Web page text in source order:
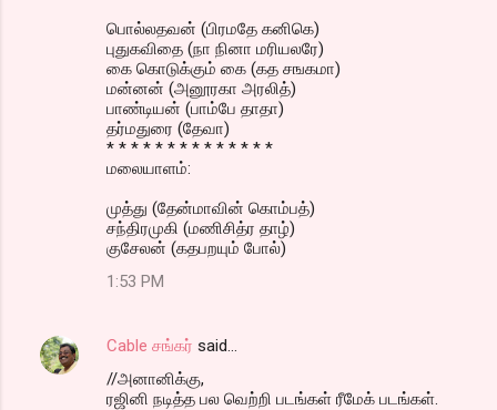
பொல்லதவன் (பிரமதே கனிகெ)
புதுகவிதை (நா நினா மரியலரே)
கை கொடுக்கும் கை (கத சஙகமா)
மன்னன் (அனூரகா அரலித்)
பாண்டியன் (பாம்பே தாதா)
தர்மதுரை (தேவா)
* * * * * * * * * * * * * *
மலையாளம்:
முத்து (தேன்மாவின் கொம்பத்)
சந்திரமுகி (மணிசித்ர தாழ்)
குசேலன் (கதபறயும் போல்)
1:53 PM
Cable சங்கர் said…
//அனானிக்கு,
ரஜினி நடித்த பல வெற்றி படங்கள் ரீமேக் படங்கள்.